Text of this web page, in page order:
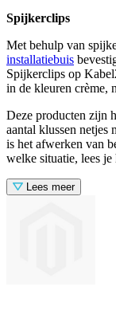
Spijkerclips
Met behulp van
installatiebuis
Spijkerclips op
in de kleuren crème,
Deze producten zijn
aantal klussen netjes
is het afwerken van
welke situatie, lees je
Lees meer